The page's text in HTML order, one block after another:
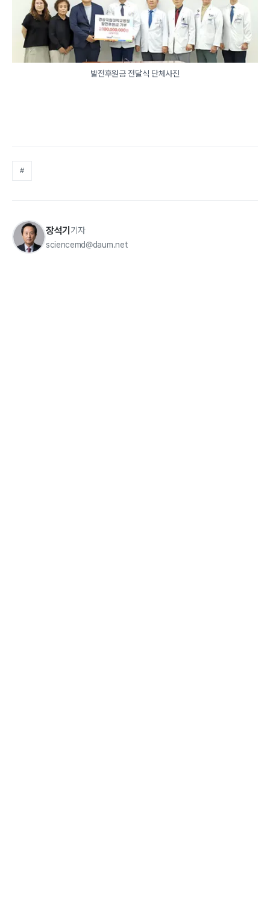
발전후원금 전달식 단체사진
#
장석기 기자
sciencemd@daum.net